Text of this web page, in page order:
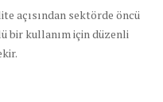
açısından sektörde öncü
bir kullanım için düzenli